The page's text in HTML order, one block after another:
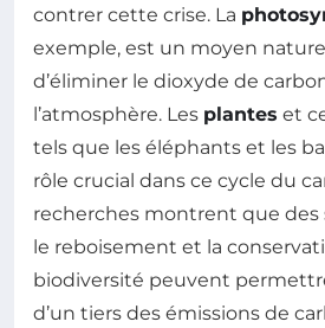
contrer cette crise. La
exemple, est un moyen
d’éliminer le dioxyde de
l’atmosphère. Les plantes et
tels que les éléphants et les
rôle crucial dans ce cycle du
recherches montrent que
le reboisement et la
biodiversité peuvent
d’un tiers des émissions de